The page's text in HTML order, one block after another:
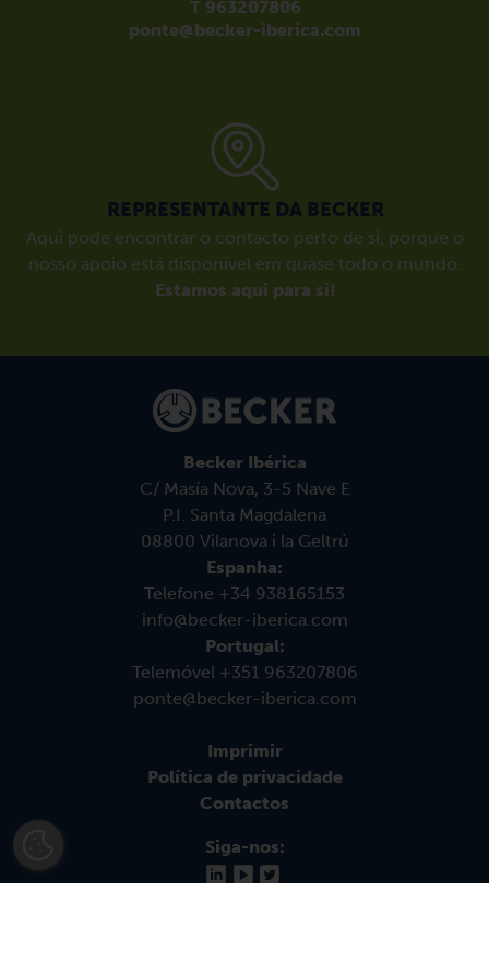
T 963207806
ponte@becker-iberica.com
REPRESENTANTE DA BECKER
Aqui pode encontrar o contacto perto de si, porque o
nosso apoio está disponível em quase todo o mundo.
Estamos aqui para si!
Becker Ibérica
C/ Masía Nova, 3-5 Nave E
P.I. Santa Magdalena
08800 Vilanova i la Geltrú
Espanha:
Telefone +34 938165153
info@becker-iberica.com
Portugal:
Telemóvel +351 963207806
ponte@becker-iberica.com
Imprimir
Política de privacidade
Contactos
Siga-nos: